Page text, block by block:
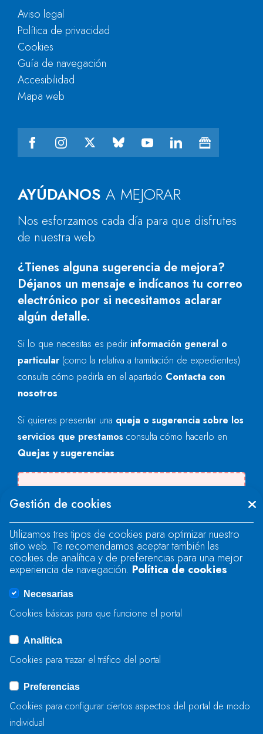
AYÚDANOS A MEJORAR
Nos esforzamos cada día para que disfrutes
de nuestra web.
¿Tienes alguna sugerencia de mejora?
Déjanos un mensaje e indícanos tu correo
electrónico por si necesitamos aclarar
algún detalle.
Si lo que necesitas es pedir información general o
particular (como la relativa a tramitación de expedientes)
consulta cómo pedirla en el apartado Contacta con
nosotros.
Si quieres presentar una queja o sugerencia sobre los
servicios que prestamos consulta cómo hacerlo en
Quejas y sugerencias.
"text".
Se produjo un error al cargar el campo
"text".
Se produjo un error al cargar el campo
ENVIAR
Aviso legal
Política de privacidad
Cookies
Guía de navegación
Accesibilidad
Mapa web
Gestión de cookies
Utilizamos tres tipos de cookies para optimizar nuestro
sitio web. Te recomendamos aceptar también las
cookies de analítica y de preferencias para una mejor
experiencia de navegación. Política de cookies
Necesarias
Cookies básicas para que funcione el portal
Analítica
Cookies para trazar el tráfico del portal
Preferencias
Cookies para configurar ciertos aspectos del portal de modo
individual